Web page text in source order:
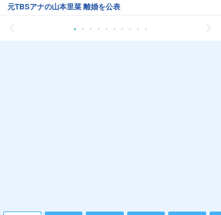
元TBSアナの山本里菜 離婚を公表